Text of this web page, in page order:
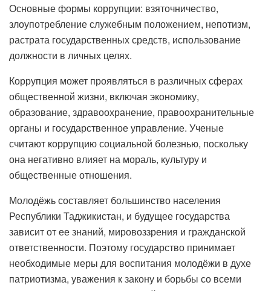
Основные формы коррупции: взяточничество,
злоупотребление служебным положением, непотизм,
растрата государственных средств, использование
должности в личных целях.
Коррупция может проявляться в различных сферах
общественной жизни, включая экономику,
образование, здравоохранение, правоохранительные
органы и государственное управление. Ученые
считают коррупцию социальной болезнью, поскольку
она негативно влияет на мораль, культуру и
общественные отношения.
Молодёжь составляет большинство населения
Республики Таджикистан, и будущее государства
зависит от ее знаний, мировоззрения и гражданской
ответственности. Поэтому государство принимает
необходимые меры для воспитания молодёжи в духе
патриотизма, уважения к закону и борьбы со всеми